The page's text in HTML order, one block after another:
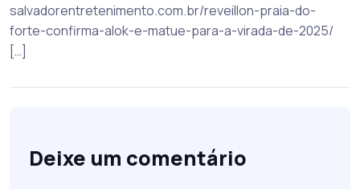
salvadorentretenimento.com.br/reveillon-praia-do-
forte-confirma-alok-e-matue-para-a-virada-de-2025/
[…]
Deixe um comentário